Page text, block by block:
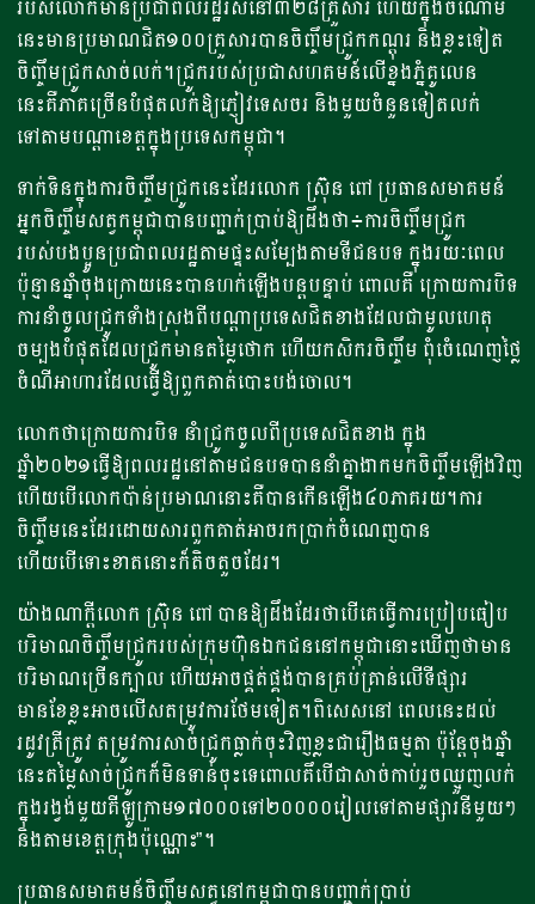
របស់លោកមានប្រជាពលរដ្ឋរស់នៅ៣២៨គ្រួសារ ហើយក្នុងចំណោម
នេះមានប្រមាណជិត១០០គ្រួសារបានចិញ្ចឹមជ្រូកកណ្តុរ និងខ្លះទៀត
ចិញ្ចឹមជ្រូកសាច់លក់។ជ្រូករបស់ប្រជាសហគមន៍លើខ្នងភ្នំគូលេន
នេះគឺភាគច្រើនបំផុតលក់ឱ្យភ្ញៀវទេសចរ និងមួយចំនួនទៀតលក់
ទៅតាមបណ្តាខេត្តក្នុងប្រទេសកម្ពុជា។
ទាក់ទិនក្នុងការចិញ្ចឹមជ្រូកនេះដែរលោក ស្រ៊ុន ពៅ ប្រធានសមាគមន៍
អ្នកចិញ្ចឹមសត្វកម្ពុជាបានបញ្ជាក់ប្រាប់ឱ្យដឹងថា៖ការចិញ្ចឹមជ្រូក
របស់បងប្អូនប្រជាពលរដ្ឋតាមផ្ទះសម្បែងតាមទីជនបទ ក្នុងរយៈពេល
ប៉ុន្មានឆ្នាំចុងក្រោយនេះបានហក់ឡើងបន្តបន្ទាប់ ពោលគឺ ក្រោយការបិទ
ការនាំចូលជ្រូកទាំងស្រុងពីបណ្តាប្រទេសជិតខាង​ដែលជាមូលហេតុ
ចម្បងបំផុតដែលជ្រូកមានតម្លៃថោក ហើយកសិករចិញ្ចឹម ពុំចេំណេញថ្លៃ
ចំណីអាហារដែលធ្វើឱ្យពួកគាត់បោះបង់ចោល។
លោកថាក្រោយការបិទ នាំជ្រូកចូលពីប្រទេសជិតខាង ក្នុង
ឆ្នាំ២០២១ធ្វើឱ្យពលរដ្ឋនៅតាមជនបទបាននាំគ្នាងាកមកចិញ្ចឹមឡើងវិញ
ហើយបើលោកប៉ាន់ប្រមាណនោះគឺបានកើនឡើង៤០ភាគរយ។ការ
ចិញ្ចឹមនេះដែរដោយសារពួកគាត់អាចរកប្រាក់ចំណេញបាន
ហើយបើទោះខាតនោះក៏តិចតួចដែរ។
យ៉ាងណាក្តីលោក ស្រ៊ុន ពៅ បានឱ្យដឹងដែរថាបើគេធ្វើការប្រៀបធៀប
បរិមាណចិញ្ចឹមជ្រូករបស់ក្រុមហ៊ុនឯកជននៅកម្ពុជានោះឃើញថាមាន
បរិមាណច្រើនក្បាល ហើយអាចផ្គត់ផ្គង់បានគ្រប់គ្រាន់លើទីផ្សារ
មានខែខ្លះអាចលើសតម្រូវការថែមទៀត។ពិសេសនៅ ពេលនេះដល់
រដូវត្រីត្រូវ តម្រូវការសាច់ជ្រូកធ្លាក់ចុះវិញខ្លះជារឿងធម្មតា ប៉ុន្តែចុងឆ្នាំ
នេះតម្លៃសាច់ជ្រូកក៏មិនទាន់ចុះទេពោលគឹបើជាសាច់កាប់រួចឈ្មួញលក់
ក្នុងរង្វង់មួយគីឡូក្រាម១៧០០០ទៅ២០០០០រៀលទៅតាមផ្សារនីមួយៗ
និងតាមខេត្តក្រុងប៉ុណ្ណោះ”។
ប្រធានសមាគមន៍ចិញ្ចឹមសត្វនៅកម្ពុជាបានបញ្ជាក់ប្រាប់